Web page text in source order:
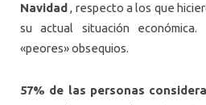
Navidad , respecto a los que
su actual situación
«peores» obsequios.
57% de las personas